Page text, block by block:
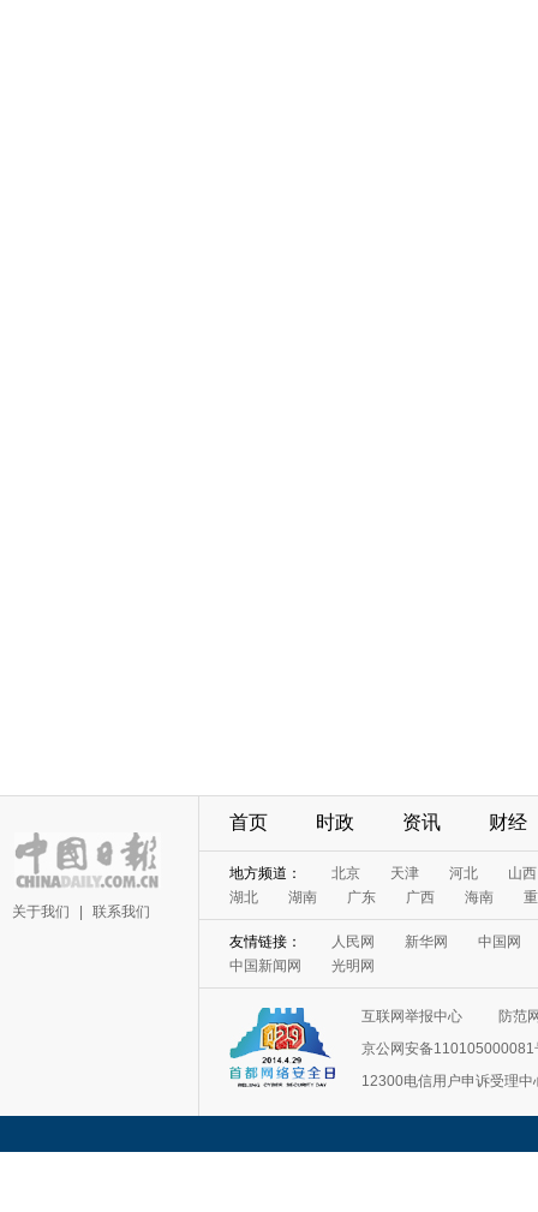
关于我们 联系我们
首页 时政 资讯 财经
地方频道： 北京 天津 河北
山西
湖北
湖南 广东 广西 海南
友情链接： 人民网 新华网
中国网
中国新闻网
光明网
互联网举报中心
防范
京公网安备110105000081
12300电信用户申诉受理中